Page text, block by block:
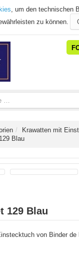
, um den technischen
zu können.
Krawatten mit
Blau
129 Blau
von Binder